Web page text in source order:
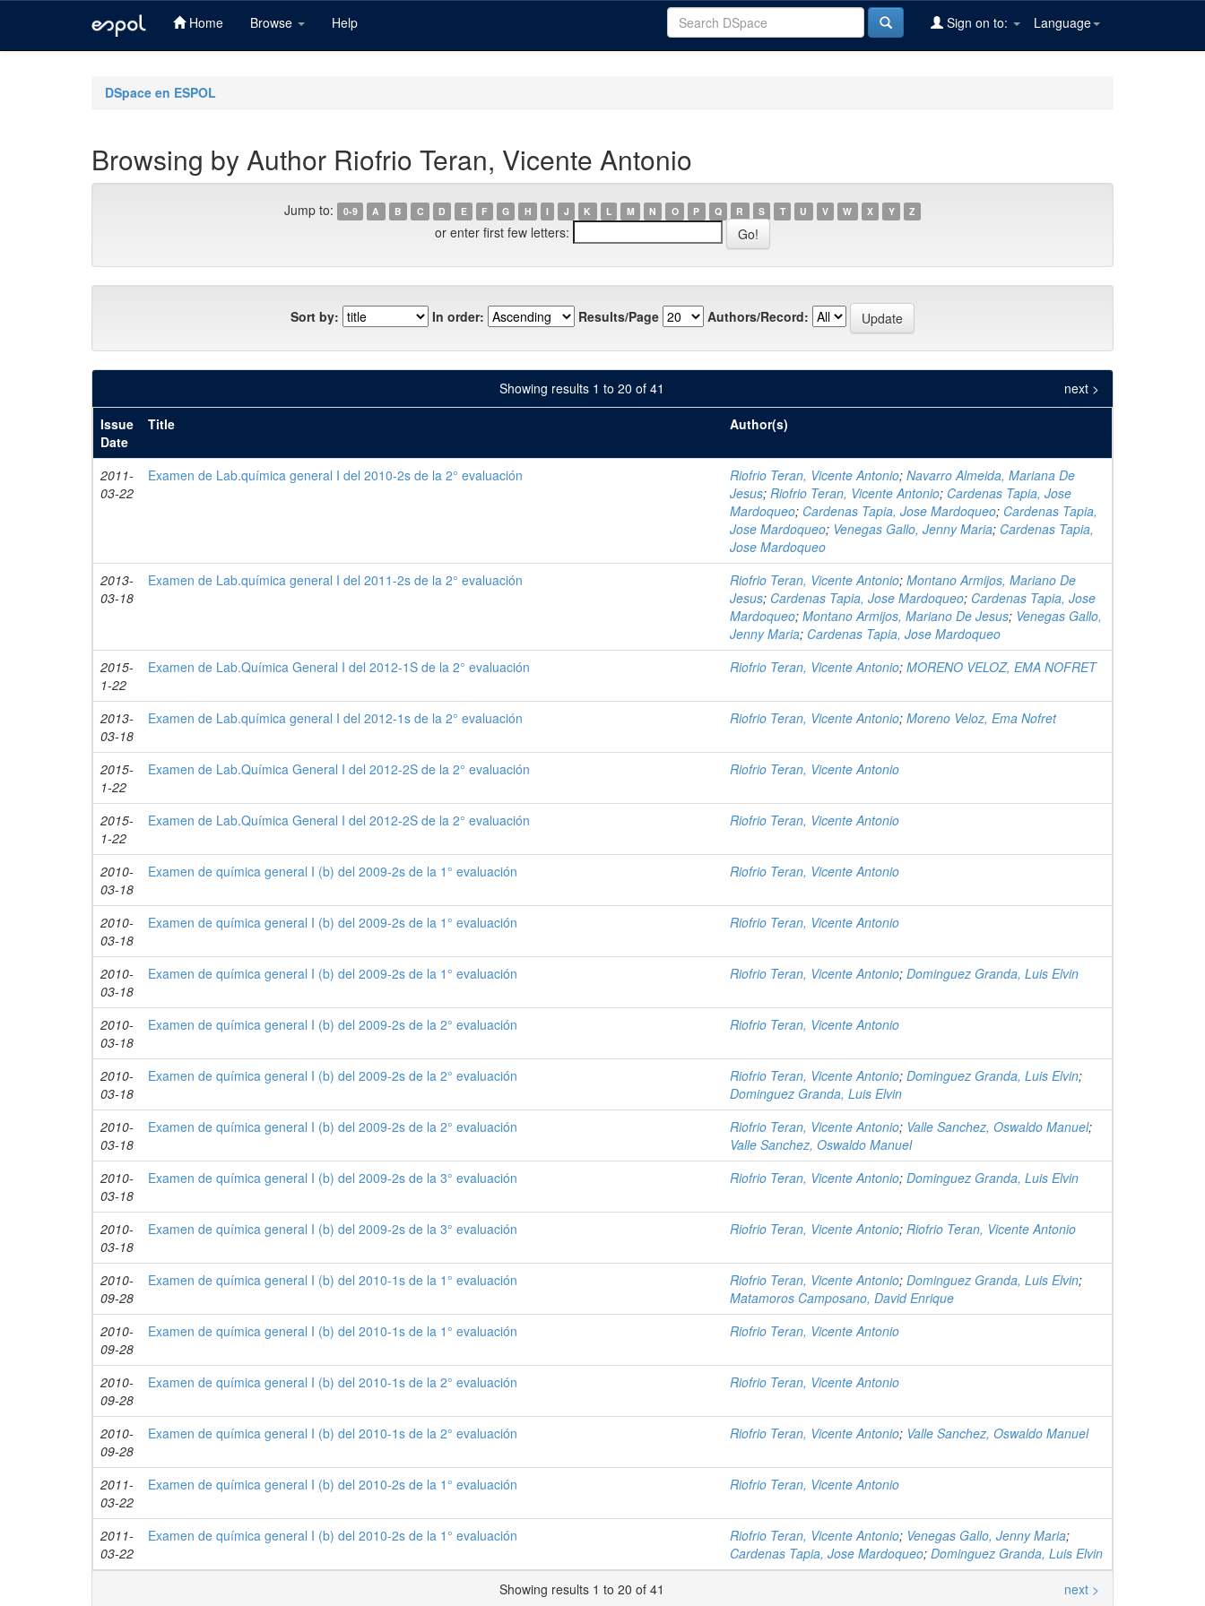
Home Browse Help Language
Sign on to:
DSpace en ESPOL
Browsing by Author Riofrio Teran, Vicente Antonio
Jump to: 0-9 A B C D E F G H I J K L M N O P Q R S T U V W X Y Z
or enter first few letters:
Sort by: In order: Results/Page Authors/Record:
Showing results 1 to 20 of 41
next >
Issue
Date
Title Author(s)
2011-
03-22
Examen de Lab.química general I del 2010-2s de la 2° evaluación Riofrio Teran, Vicente Antonio; Navarro Almeida, Mariana De
Jesus; Riofrio Teran, Vicente Antonio; Cardenas Tapia, Jose
Mardoqueo; Cardenas Tapia, Jose Mardoqueo; Cardenas Tapia,
Jose Mardoqueo; Venegas Gallo, Jenny Maria; Cardenas Tapia,
Jose Mardoqueo
2013-
03-18
Examen de Lab.química general I del 2011-2s de la 2° evaluación Riofrio Teran, Vicente Antonio; Montano Armijos, Mariano De
Jesus; Cardenas Tapia, Jose Mardoqueo; Cardenas Tapia, Jose
Mardoqueo; Montano Armijos, Mariano De Jesus; Venegas Gallo,
Jenny Maria; Cardenas Tapia, Jose Mardoqueo
2015-
1-22
Examen de Lab.Química General I del 2012-1S de la 2° evaluación Riofrio Teran, Vicente Antonio; MORENO VELOZ, EMA NOFRET
2013-
03-18
Examen de Lab.química general I del 2012-1s de la 2° evaluación Riofrio Teran, Vicente Antonio; Moreno Veloz, Ema Nofret
2015-
1-22
Examen de Lab.Química General I del 2012-2S de la 2° evaluación Riofrio Teran, Vicente Antonio
2015-
1-22
Examen de Lab.Química General I del 2012-2S de la 2° evaluación Riofrio Teran, Vicente Antonio
2010-
03-18
Examen de química general I (b) del 2009-2s de la 1° evaluación Riofrio Teran, Vicente Antonio
2010-
03-18
Examen de química general I (b) del 2009-2s de la 1° evaluación Riofrio Teran, Vicente Antonio
2010-
03-18
Examen de química general I (b) del 2009-2s de la 1° evaluación Riofrio Teran, Vicente Antonio; Dominguez Granda, Luis Elvin
2010-
03-18
Examen de química general I (b) del 2009-2s de la 2° evaluación Riofrio Teran, Vicente Antonio
2010-
03-18
Examen de química general I (b) del 2009-2s de la 2° evaluación Riofrio Teran, Vicente Antonio; Dominguez Granda, Luis Elvin;
Dominguez Granda, Luis Elvin
2010-
03-18
Examen de química general I (b) del 2009-2s de la 2° evaluación Riofrio Teran, Vicente Antonio; Valle Sanchez, Oswaldo Manuel;
Valle Sanchez, Oswaldo Manuel
2010-
03-18
Examen de química general I (b) del 2009-2s de la 3° evaluación Riofrio Teran, Vicente Antonio; Dominguez Granda, Luis Elvin
2010-
03-18
Examen de química general I (b) del 2009-2s de la 3° evaluación Riofrio Teran, Vicente Antonio; Riofrio Teran, Vicente Antonio
2010-
09-28
Examen de química general I (b) del 2010-1s de la 1° evaluación Riofrio Teran, Vicente Antonio; Dominguez Granda, Luis Elvin;
Matamoros Camposano, David Enrique
2010-
09-28
Examen de química general I (b) del 2010-1s de la 1° evaluación Riofrio Teran, Vicente Antonio
2010-
09-28
Examen de química general I (b) del 2010-1s de la 2° evaluación Riofrio Teran, Vicente Antonio
2010-
09-28
Examen de química general I (b) del 2010-1s de la 2° evaluación Riofrio Teran, Vicente Antonio; Valle Sanchez, Oswaldo Manuel
2011-
03-22
Examen de química general I (b) del 2010-2s de la 1° evaluación Riofrio Teran, Vicente Antonio
2011-
03-22
Examen de química general I (b) del 2010-2s de la 1° evaluación Riofrio Teran, Vicente Antonio; Venegas Gallo, Jenny Maria;
Cardenas Tapia, Jose Mardoqueo; Dominguez Granda, Luis Elvin
Showing results 1 to 20 of 41
next >